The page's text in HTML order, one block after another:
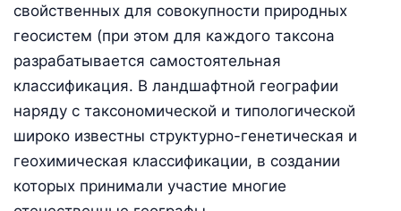
свойственных для совокупности природных
геосистем (при этом для каждого таксона
разрабатывается самостоятельная
классификация. В ландшафтной географии
наряду с таксономической и типологической
широко известны структурно-генетическая и
геохимическая классификации, в создании
которых принимали участие многие